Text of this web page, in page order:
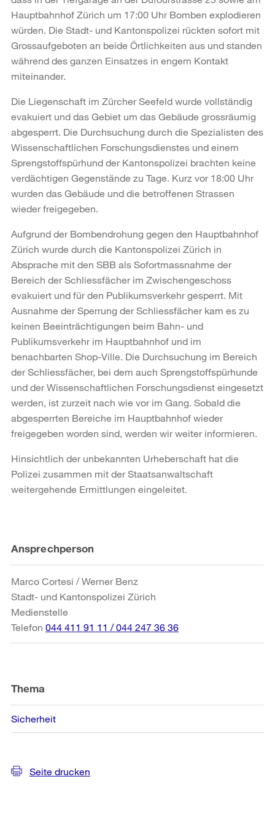
Hauptbahnhof Zürich um 17:00 Uhr Bomben explodieren
würden. Die Stadt- und Kantonspolizei rückten sofort mit
Grossaufgeboten an beide Örtlichkeiten aus und standen
während des ganzen Einsatzes in engem Kontakt
miteinander.
Die Liegenschaft im Zürcher Seefeld wurde vollständig
evakuiert und das Gebiet um das Gebäude grossräumig
abgesperrt. Die Durchsuchung durch die Spezialisten des
Wissenschaftlichen Forschungsdienstes und einem
Sprengstoffspürhund der Kantonspolizei brachten keine
verdächtigen Gegenstände zu Tage. Kurz vor 18:00 Uhr
wurden das Gebäude und die betroffenen Strassen
wieder freigegeben.
Aufgrund der Bombendrohung gegen den Hauptbahnhof
Zürich wurde durch die Kantonspolizei Zürich in
Absprache mit den SBB als Sofortmassnahme der
Bereich der Schliessfächer im Zwischengeschoss
evakuiert und für den Publikumsverkehr gesperrt. Mit
Ausnahme der Sperrung der Schliessfächer kam es zu
keinen Beeinträchtigungen beim Bahn- und
Publikumsverkehr im Hauptbahnhof und im
benachbarten Shop-Ville. Die Durchsuchung im Bereich
der Schliessfächer, bei dem auch Sprengstoffspürhunde
und der Wissenschaftlichen Forschungsdienst eingesetzt
werden, ist zurzeit nach wie vor im Gang. Sobald die
abgesperrten Bereiche im Hauptbahnhof wieder
freigegeben worden sind, werden wir weiter informieren.
Hinsichtlich der unbekannten Urheberschaft hat die
Polizei zusammen mit der Staatsanwaltschaft
weitergehende Ermittlungen eingeleitet.
Weitere
Informationen
Ansprechperson
Marco Cortesi / Werner Benz
Stadt- und Kantonspolizei Zürich
Medienstelle
Telefon 044 411 91 11 / 044 247 36 36
Thema
Sicherheit
Seite drucken